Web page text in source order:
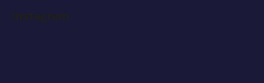
Instagram